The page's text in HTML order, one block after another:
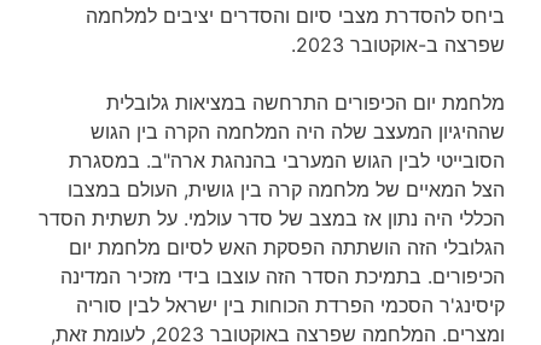
ביחס להסדרת מצבי סיום והסדרים יציבים למלחמה
שפרצה ב-אוקטובר 2023.
מלחמת יום הכיפורים התרחשה במציאות גלובלית
שההיגיון המעצב שלה היה המלחמה הקרה בין הגוש
הסובייטי לבין הגוש המערבי בהנהגת ארה"ב. במסגרת
הצל המאיים של מלחמה קרה בין גושית, העולם במצבו
הכללי היה נתון אז במצב של סדר עולמי. על תשתית הסדר
הגלובלי הזה הושתתה הפסקת האש לסיום מלחמת יום
הכיפורים. בתמיכת הסדר הזה עוצבו בידי מזכיר המדינה
קיסינג'ר הסכמי הפרדת הכוחות בין ישראל לבין סוריה
ומצרים. המלחמה שפרצה באוקטובר 2023, לעומת זאת,